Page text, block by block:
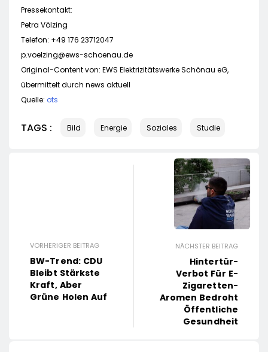
Pressekontakt:
Petra Völzing
Telefon: +49 176 23712047
p.voelzing@ews-schoenau.de
Original-Content von: EWS Elektrizitätswerke Schönau eG,
übermittelt durch news aktuell
Quelle: ots
TAGS : Bild Energie Soziales Studie
VORHERIGER BEITRAG
BW-Trend: CDU
Bleibt Stärkste
Kraft, Aber
Grüne Holen Auf
NÄCHSTER BEITRAG
Hintertür-
Verbot Für E-
Zigaretten-
Aromen Bedroht
Öffentliche
Gesundheit